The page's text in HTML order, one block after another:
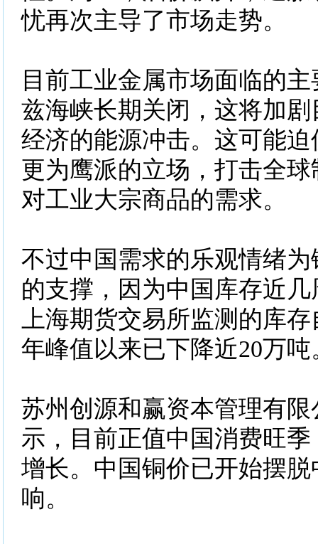
忧再次主导了市场走势。
目前工业金属市场面临的
兹海峡长期关闭，这将加
经济的能源冲击。这可能
更为鹰派的立场，打击全
对工业大宗商品的需求。
不过中国需求的乐观情绪
的支撑，因为中国库存近
上海期货交易所监测的库
年峰值以来已下降近20万吨
苏州创源和赢资本管理有
示，目前正值中国消费旺
增长。中国铜价已开始摆
响。